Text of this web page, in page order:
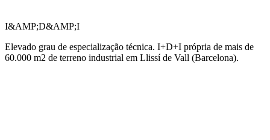
I&AMP;D&AMP;I
Elevado grau de especialização técnica. I+D+I própria de mais de
60.000 m2 de terreno industrial em Llissí de Vall (Barcelona).